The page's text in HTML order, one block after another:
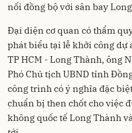
nối đồng bộ với sân bay
Đại diện cơ quan có thẩm
phát biểu tại lễ khởi công dự
TP HCM - Long Thành, ông
Phó Chủ tịch UBND tỉnh
công trình có ý nghĩa đặc
chuẩn bị then chốt cho việc
không quốc tế Long Thành